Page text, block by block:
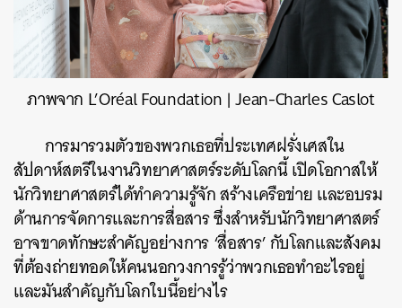
ภาพจาก L’Oréal Foundation | Jean-Charles Caslot
การมารวมตัวของพวกเธอที่ประเทศฝรั่งเศสใน
สัปดาห์สตรีในงานวิทยาศาสตร์ระดับโลกนี้ เปิดโอกาสให้
นักวิทยาศาสตร์ได้ทำความรู้จัก สร้างเครือข่าย และอบรม
ด้านการจัดการและการสื่อสาร ซึ่งสำหรับนักวิทยาศาสตร์
อาจขาดทักษะสำคัญอย่างการ ‘สื่อสาร’ กับโลกและสังคม
ที่ต้องถ่ายทอดให้คนนอกวงการรู้ว่าพวกเธอทำอะไรอยู่
และมันสำคัญกับโลกใบนี้อย่างไร